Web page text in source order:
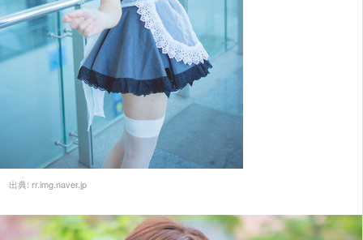
出典: rr.img.naver.jp